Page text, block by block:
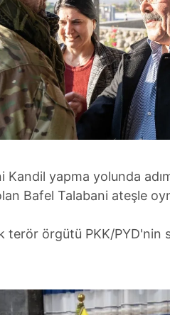
Kandil yapma yolunda
Bafel Talabani ateşle
terör örgütü PKK/PYD'nin